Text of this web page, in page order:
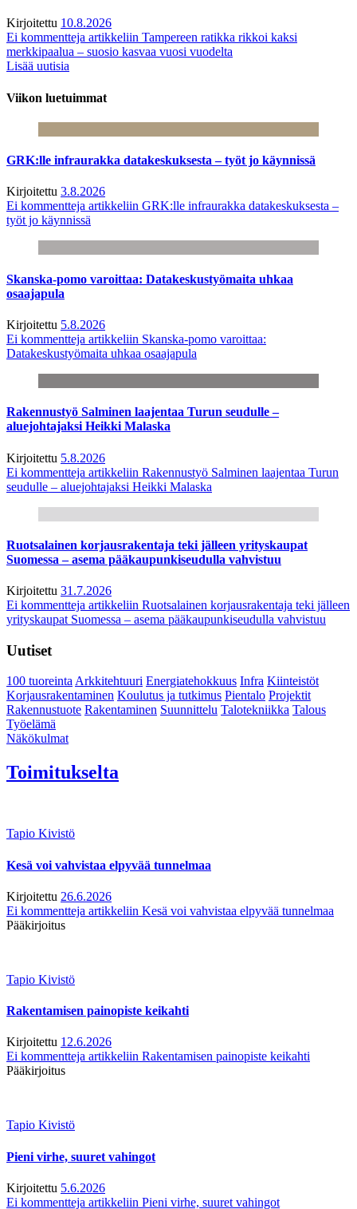
Kirjoitettu 10.8.2026
Ei kommentteja artikkeliin Tampereen ratikka rikkoi kaksi
merkkipaalua – suosio kasvaa vuosi vuodelta
Lisää uutisia
Viikon luetuimmat
GRK:lle infraurakka datakeskuksesta – työt jo käynnissä
Kirjoitettu 3.8.2026
Ei kommentteja artikkeliin GRK:lle infraurakka datakeskuksesta –
työt jo käynnissä
Skanska-pomo varoittaa: Datakeskustyömaita uhkaa
osaajapula
Kirjoitettu 5.8.2026
Ei kommentteja artikkeliin Skanska-pomo varoittaa:
Datakeskustyömaita uhkaa osaajapula
Rakennustyö Salminen laajentaa Turun seudulle –
aluejohtajaksi Heikki Malaska
Kirjoitettu 5.8.2026
Ei kommentteja artikkeliin Rakennustyö Salminen laajentaa Turun
seudulle – aluejohtajaksi Heikki Malaska
Ruotsalainen korjausrakentaja teki jälleen yrityskaupat
Suomessa – asema pääkaupunkiseudulla vahvistuu
Kirjoitettu 31.7.2026
Ei kommentteja artikkeliin Ruotsalainen korjausrakentaja teki jälleen
yrityskaupat Suomessa – asema pääkaupunkiseudulla vahvistuu
Uutiset
100 tuoreintaArkkitehtuuri Energiatehokkuus Infra Kiinteistöt
Korjausrakentaminen Koulutus ja tutkimus Pientalo Projektit
Rakennustuote Rakentaminen Suunnittelu Talotekniikka Talous
Työelämä
Näkökulmat
Toimitukselta
Tapio Kivistö
Kesä voi vahvistaa elpyvää tunnelmaa
Kirjoitettu 26.6.2026
Ei kommentteja artikkeliin Kesä voi vahvistaa elpyvää tunnelmaa
Pääkirjoitus
Tapio Kivistö
Rakentamisen painopiste keikahti
Kirjoitettu 12.6.2026
Ei kommentteja artikkeliin Rakentamisen painopiste keikahti
Pääkirjoitus
Tapio Kivistö
Pieni virhe, suuret vahingot
Kirjoitettu 5.6.2026
Ei kommentteja artikkeliin Pieni virhe, suuret vahingot